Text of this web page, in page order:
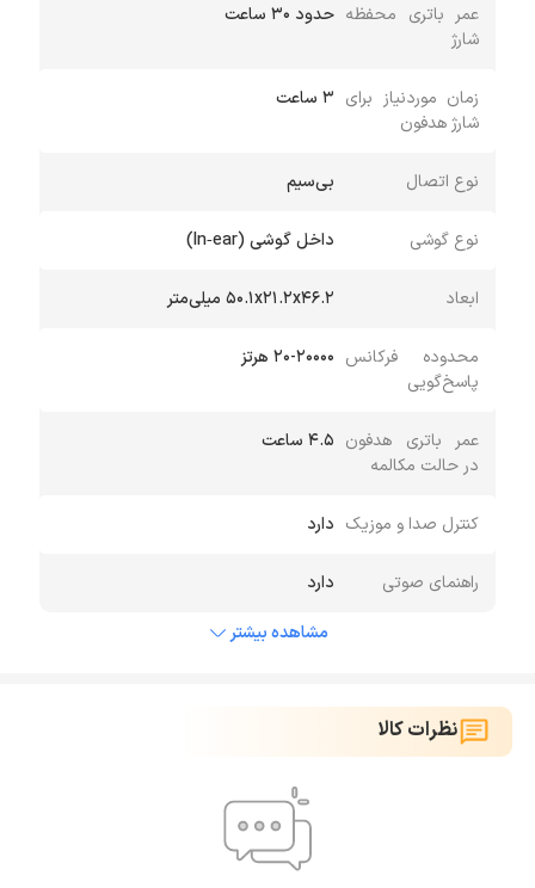
عمر باتری محفظه
شارژ
حدود 30 ساعت
زمان موردنیاز برای
شارژ هدفون
3 ساعت
نوع اتصال بی‌سیم
نوع گوشی داخل گوشی (In‑ear)
ابعاد ۵۰.۱x۲۱.۲x۴۶.۲ میلی‌متر
محدوده فرکانس
پاسخ‌گویی
20-20000 هرتز
عمر باتری هدفون
در حالت مکالمه
4.5 ساعت
کنترل صدا و موزیک دارد
راهنمای صوتی
دارد
مشاهده بیشتر
نظرات کالا